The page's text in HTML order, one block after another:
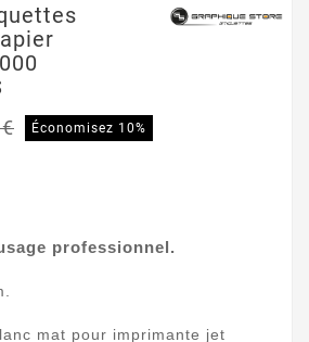
Économisez 10%
professionnel.
mat pour imprimante jet